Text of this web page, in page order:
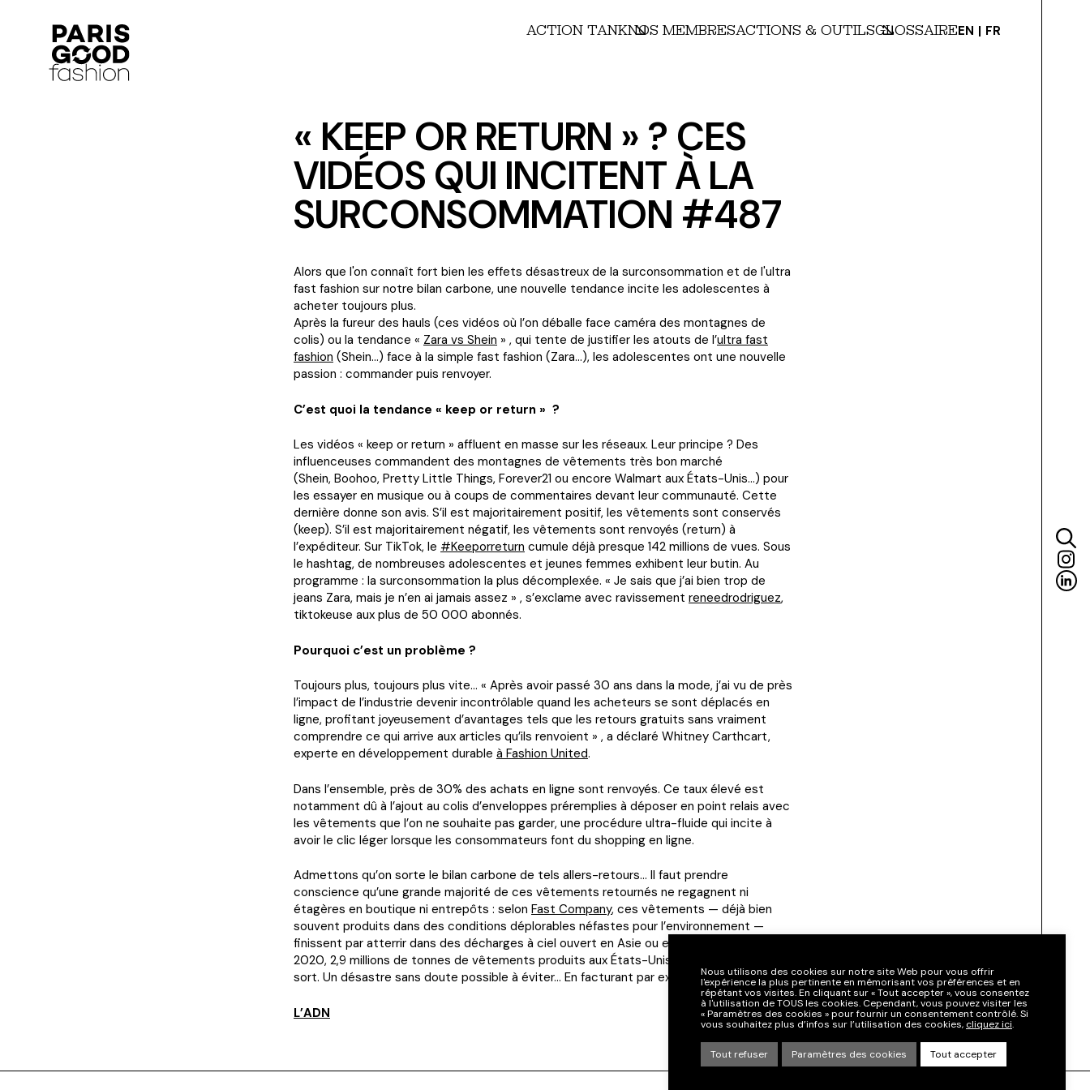
ACTION TANKNOS MEMBRESACTIONS & OUTILSGLOSSAIREEN FR
« KEEP OR RETURN » ? CES
VIDÉOS QUI INCITENT À LA
SURCONSOMMATION #487
Alors que l'on connaît fort bien les effets désastreux de la surconsommation et de l'ultra
fast fashion sur notre bilan carbone, une nouvelle tendance incite les adolescentes à
acheter toujours plus.
Après la fureur des hauls (ces vidéos où l’on déballe face caméra des montagnes de
colis) ou la tendance « Zara vs Shein » , qui tente de justifier les atouts de l’ultra fast
fashion (Shein…) face à la simple fast fashion (Zara…), les adolescentes ont une nouvelle
passion : commander puis renvoyer.
C’est quoi la tendance « keep or return » ?
Les vidéos « keep or return » affluent en masse sur les réseaux. Leur principe ? Des
influenceuses commandent des montagnes de vêtements très bon marché
(Shein, Boohoo, Pretty Little Things, Forever21 ou encore Walmart aux États-Unis…) pour
les essayer en musique ou à coups de commentaires devant leur communauté. Cette
dernière donne son avis. S’il est majoritairement positif, les vêtements sont conservés
(keep). S’il est majoritairement négatif, les vêtements sont renvoyés (return) à
l’expéditeur. Sur TikTok, le #Keeporreturn cumule déjà presque 142 millions de vues. Sous
le hashtag, de nombreuses adolescentes et jeunes femmes exhibent leur butin. Au
programme : la surconsommation la plus décomplexée. « Je sais que j’ai bien trop de
jeans Zara, mais je n’en ai jamais assez » , s’exclame avec ravissement reneedrodriguez,
tiktokeuse aux plus de 50 000 abonnés.
Pourquoi c’est un problème ?
Toujours plus, toujours plus vite… « Après avoir passé 30 ans dans la mode, j’ai vu de près
l’impact de l’industrie devenir incontrôlable quand les acheteurs se sont déplacés en
ligne, profitant joyeusement d’avantages tels que les retours gratuits sans vraiment
comprendre ce qui arrive aux articles qu’ils renvoient » , a déclaré Whitney Carthcart,
experte en développement durable à Fashion United.
Dans l’ensemble, près de 30% des achats en ligne sont renvoyés. Ce taux élevé est
notamment dû à l’ajout au colis d’enveloppes préremplies à déposer en point relais avec
les vêtements que l’on ne souhaite pas garder, une procédure ultra-fluide qui incite à
avoir le clic léger lorsque les consommateurs font du shopping en ligne.
Admettons qu’on sorte le bilan carbone de tels allers-retours… Il faut prendre
conscience qu’une grande majorité de ces vêtements retournés ne regagnent ni
étagères en boutique ni entrepôts : selon Fast Company, ces vêtements — déjà bien
souvent produits dans des conditions déplorables néfastes pour l’environnement —
finissent par atterrir dans des décharges à ciel ouvert en Asie ou en Afrique. Rien qu’en
2020, 2,9 millions de tonnes de vêtements produits aux États-Unis ont connu le même
sort. Un désastre sans doute possible à éviter… En facturant par exemple les retours ?
L’ADN
Nous utilisons des cookies sur notre site Web pour vous offrir
l'expérience la plus pertinente en mémorisant vos préférences et en
répétant vos visites. En cliquant sur « Tout accepter », vous consentez
à l'utilisation de TOUS les cookies. Cependant, vous pouvez visiter les
« Paramètres des cookies » pour fournir un consentement contrôlé. Si
vous souhaitez plus d’infos sur l’utilisation des cookies, cliquez ici.
Tout refuser Paramètres des cookies Tout accepter